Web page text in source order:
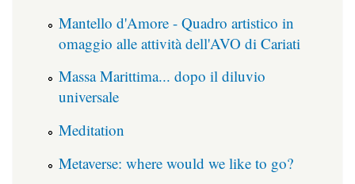
Mantello d'Amore - Quadro artistico in
omaggio alle attività dell'AVO di Cariati
Massa Marittima... dopo il diluvio
universale
Meditation
Metaverse: where would we like to go?